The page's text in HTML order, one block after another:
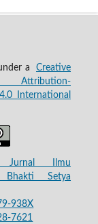
under aCreative
Attribution-
International
Ilmu
Bhakti Setya
938X
7621